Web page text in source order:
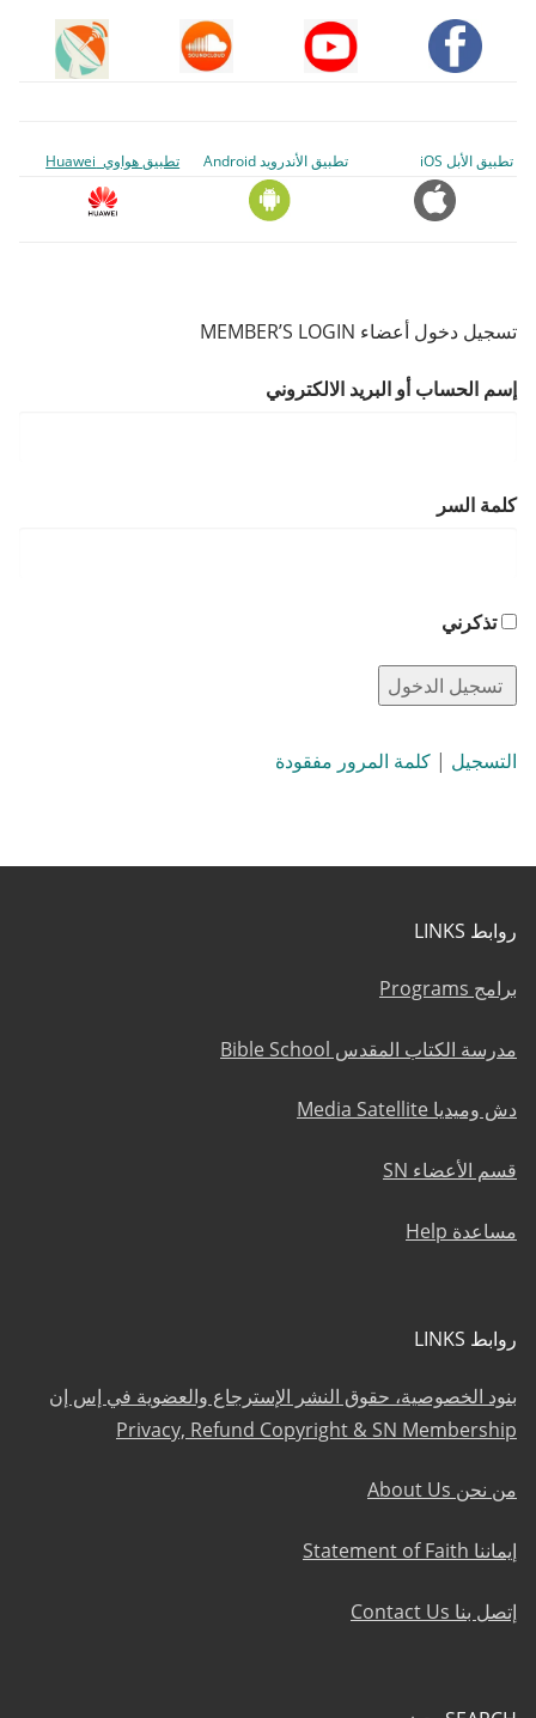
تطبيق الأبل iOS تطبيق الأندرويد Android تطبيق هواوي Huawei
تسجيل دخول أعضاء MEMBER’S LOGIN
إسم الحساب أو البريد الالكتروني
كلمة السر
تذكرني
التسجيل | كلمة المرور مفقودة
روابط LINKS
برامج Programs
مدرسة الكتاب المقدس Bible School
دش وميديا Media Satellite
قسم الأعضاء SN
مساعدة Help
روابط LINKS
بنود الخصوصية، حقوق النشر الإسترجاع والعضوية في إس إن
Privacy, Refund Copyright & SN Membership
من نحن About Us
إيماننا Statement of Faith
إتصل بنا Contact Us